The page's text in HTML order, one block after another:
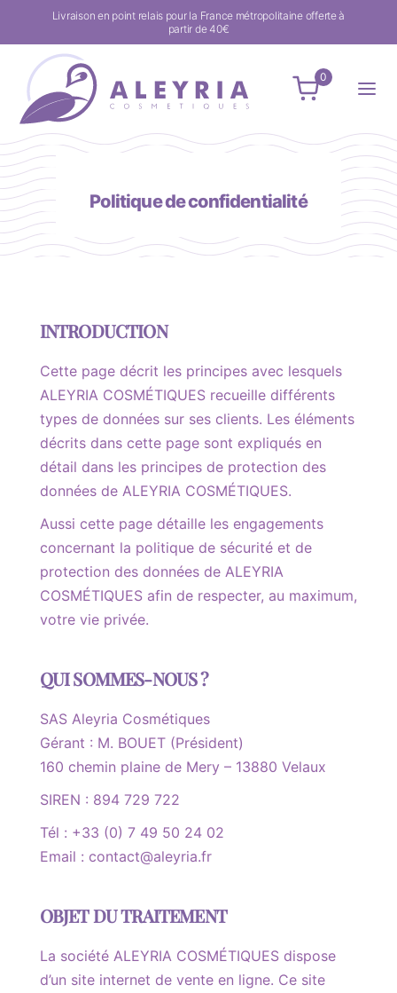
Livraison en point relais pour la France métropolitaine offerte à
partir de 40€
0
Politique de confidentialité
INTRODUCTION
Cette page décrit les principes avec lesquels
ALEYRIA COSMÉTIQUES recueille différents
types de données sur ses clients. Les éléments
décrits dans cette page sont expliqués en
détail dans les principes de protection des
données de ALEYRIA COSMÉTIQUES.
Aussi cette page détaille les engagements
concernant la politique de sécurité et de
protection des données de ALEYRIA
COSMÉTIQUES afin de respecter, au maximum,
votre vie privée.
QUI SOMMES-NOUS ?
SAS Aleyria Cosmétiques
Gérant : M. BOUET (Président)
160 chemin plaine de Mery – 13880 Velaux
SIREN : 894 729 722
Tél : +33 (0) 7 49 50 24 02
Email : contact@aleyria.fr
OBJET DU TRAITEMENT
La société ALEYRIA COSMÉTIQUES dispose
d’un site internet de vente en ligne. Ce site